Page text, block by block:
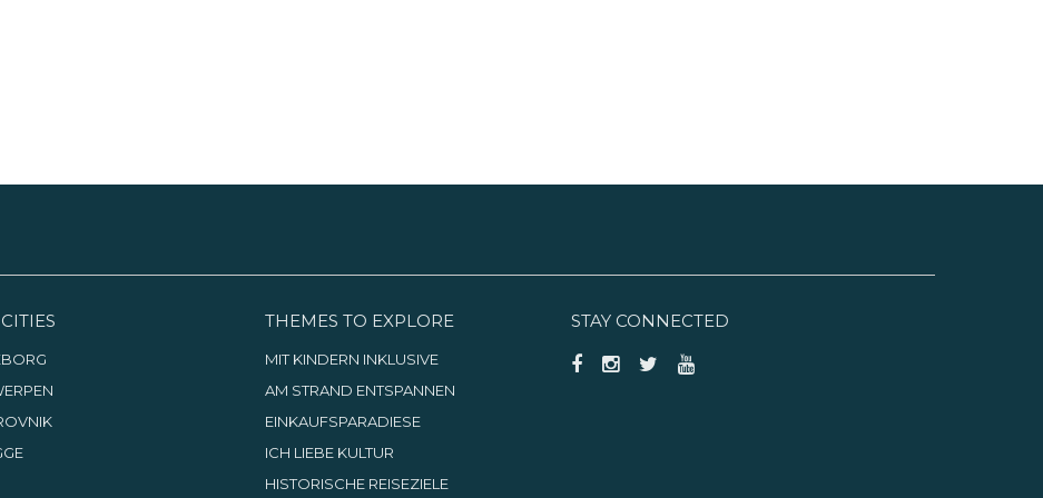
THEMES TO EXPLORE
MIT KINDERN INKLUSIVE
AM STRAND ENTSPANNEN
EINKAUFSPARADIESE
ICH LIEBE KULTUR
HISTORISCHE REISEZIELE
STAY CONNECTED